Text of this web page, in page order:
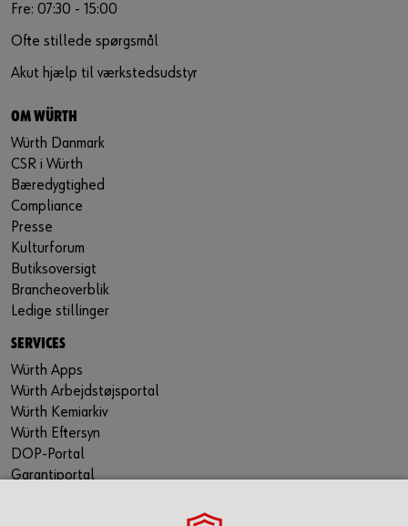
Fre: 07:30 - 15:00
Ofte stillede spørgsmål
Akut hjælp til værkstedsudstyr
OM WÜRTH
Würth Danmark
CSR i Würth
Bæredygtighed
Compliance
Presse
Kulturforum
Butiksoversigt
Brancheoverblik
Ledige stillinger
SERVICES
Würth Apps
Würth Arbejdstøjsportal
Würth Kemiarkiv
Würth Eftersyn
DOP-Portal
Garantiportal
WÜRTH TECHNICAL SOFTWARE II